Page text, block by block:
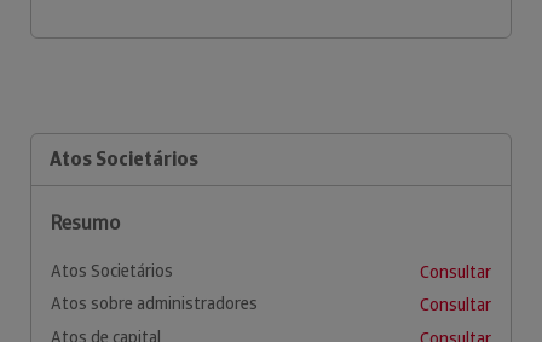
Atos Societários
Resumo
Atos Societários
Consultar
Atos sobre administradores
Consultar
Atos de capital